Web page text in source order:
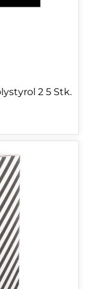
2 5 Stk.